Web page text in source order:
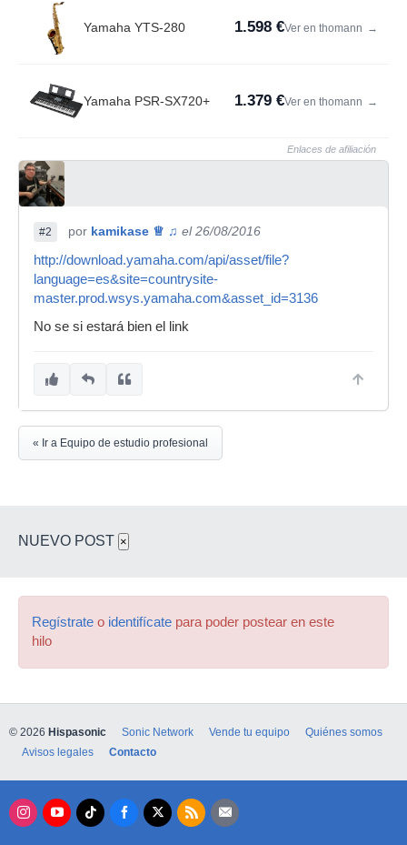
Yamaha YTS-280 1.598 €Ver en thomann →
Yamaha PSR-SX720+ 1.379 €Ver en thomann →
Enlaces de afiliación
#2 por kamikase ♕ ♫ el 26/08/2016
http://download.yamaha.com/api/asset/file?
language=es&site=countrysite-
master.prod.wsys.yamaha.com&asset_id=3136
No se si estará bien el link
« Ir a Equipo de estudio profesional
NUEVO POST ×
Regístrate o identifícate para poder postear en este
hilo
© 2026 Hispasonic Sonic Network Vende tu equipo
Quiénes somos
Avisos legales
Contacto